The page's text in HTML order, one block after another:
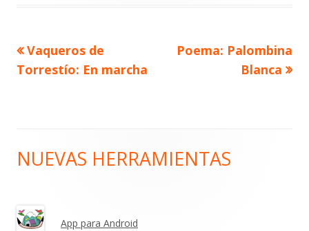
Navegación
Artículo
anterior
Vaqueros de
Torrestío: En marcha
Artículo
Poema: Palombina
Blanca
Barra
principal
NUEVAS HERRAMIENTAS
App para Android